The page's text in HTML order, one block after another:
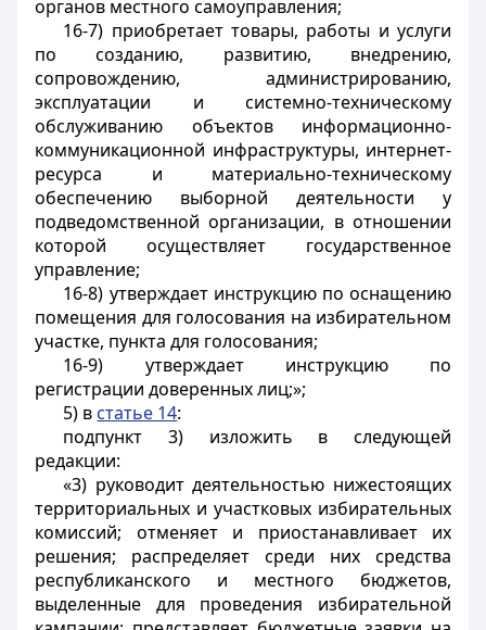
органов местного самоуправления;
16-7) приобретает товары, работы и услуги
по созданию, развитию, внедрению,
сопровождению, администрированию,
эксплуатации и системно-техническому
обслуживанию объектов информационно-
коммуникационной инфраструктуры, интернет-
ресурса и материально-техническому
обеспечению выборной деятельности у
подведомственной организации, в отношении
которой осуществляет государственное
управление;
16-8) утверждает инструкцию по оснащению
помещения для голосования на избирательном
участке, пункта для голосования;
16-9) утверждает инструкцию по
регистрации доверенных лиц;»;
5) в статье 14:
подпункт 3) изложить в следующей
редакции:
«3) руководит деятельностью нижестоящих
территориальных и участковых избирательных
комиссий; отменяет и приостанавливает их
решения; распределяет среди них средства
республиканского и местного бюджетов,
выделенные для проведения избирательной